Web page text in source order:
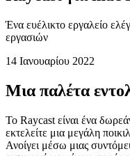
εργασιών
14 Ιανουαρίου 2022
Μια παλέτα